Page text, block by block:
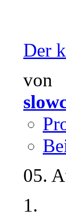
Der
von
05.